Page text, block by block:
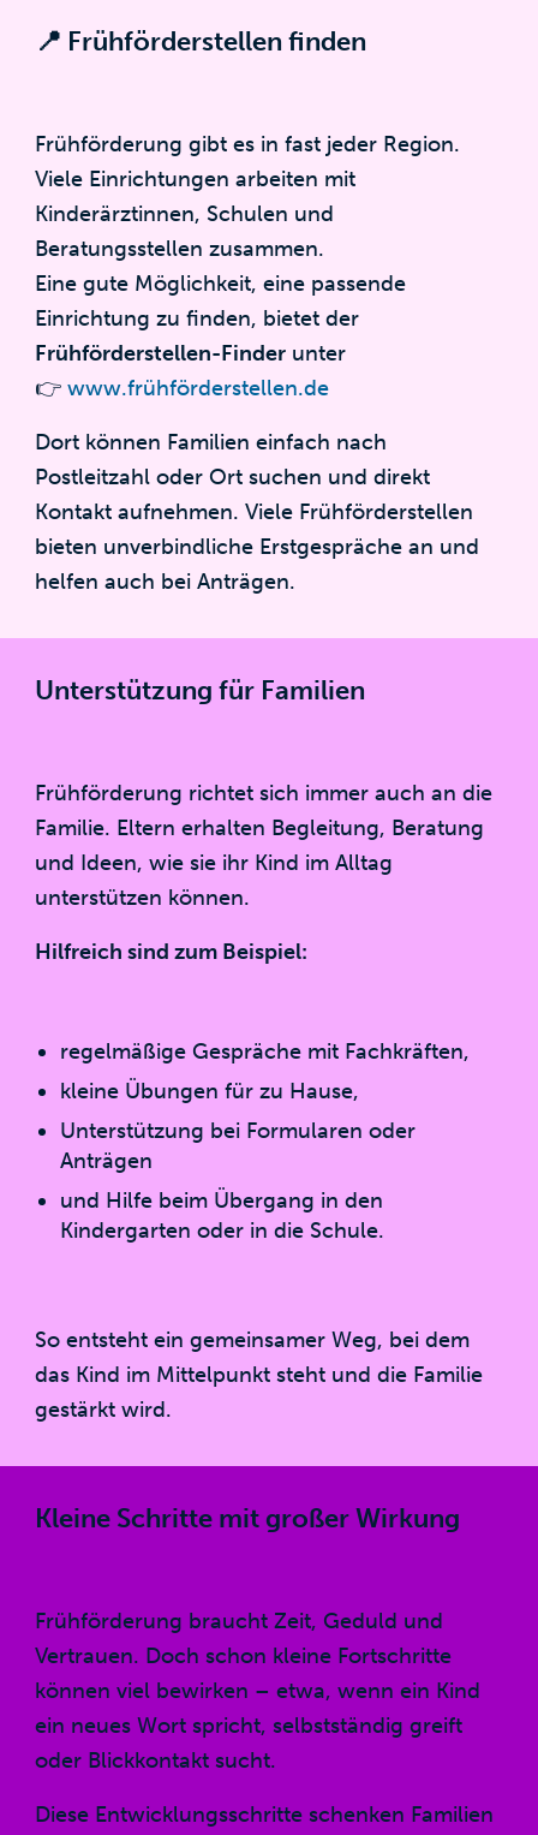
📍 Frühförderstellen finden
Frühförderung gibt es in fast jeder Region.
Viele Einrichtungen arbeiten mit
Kinderärztinnen, Schulen und
Beratungsstellen zusammen.
Eine gute Möglichkeit, eine passende
Einrichtung zu finden, bietet der
Frühförderstellen-Finder unter
👉www.frühförderstellen.de
Dort können Familien einfach nach
Postleitzahl oder Ort suchen und direkt
Kontakt aufnehmen. Viele Frühförderstellen
bieten unverbindliche Erstgespräche an und
helfen auch bei Anträgen.
Unterstützung für Familien
Frühförderung richtet sich immer auch an die
Familie. Eltern erhalten Begleitung, Beratung
und Ideen, wie sie ihr Kind im Alltag
unterstützen können.
Hilfreich sind zum Beispiel:
regelmäßige Gespräche mit Fachkräften,
kleine Übungen für zu Hause,
Unterstützung bei Formularen oder
Anträgen
und Hilfe beim Übergang in den
Kindergarten oder in die Schule.
So entsteht ein gemeinsamer Weg, bei dem
das Kind im Mittelpunkt steht und die Familie
gestärkt wird.
Kleine Schritte mit großer Wirkung
Frühförderung braucht Zeit, Geduld und
Vertrauen. Doch schon kleine Fortschritte
können viel bewirken – etwa, wenn ein Kind
ein neues Wort spricht, selbstständig greift
oder Blickkontakt sucht.
Diese Entwicklungsschritte schenken Familien